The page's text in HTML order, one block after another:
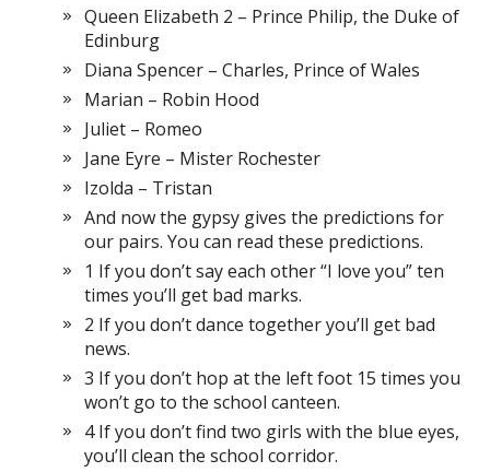
Queen Elizabeth 2 – Prince Philip, the Duke of
Edinburg
Diana Spencer – Charles, Prince of Wales
Marian – Robin Hood
Juliet – Romeo
Jane Eyre – Mister Rochester
Izolda – Tristan
And now the gypsy gives the predictions for
our pairs. You can read these predictions.
1 If you don’t say each other “I love you” ten
times you’ll get bad marks.
2 If you don’t dance together you’ll get bad
news.
3 If you don’t hop at the left foot 15 times you
won’t go to the school canteen.
4 If you don’t find two girls with the blue eyes,
you’ll clean the school corridor.